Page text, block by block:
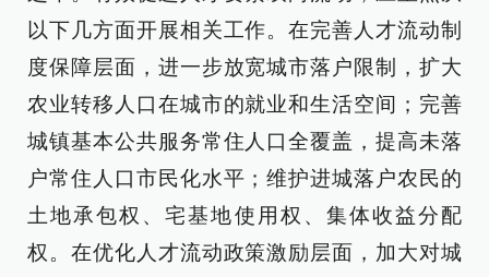
以下几方面开展相关工作。在完善人才流动制
度保障层面，进一步放宽城市落户限制，扩大
农业转移人口在城市的就业和生活空间；完善
城镇基本公共服务常住人口全覆盖，提高未落
户常住人口市民化水平；维护进城落户农民的
土地承包权、宅基地使用权、集体收益分配
权。在优化人才流动政策激励层面，加大对城